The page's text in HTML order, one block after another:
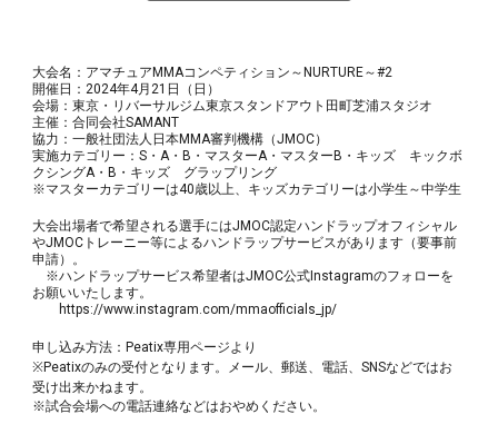
大会名：アマチュアMMAコンペティション～NURTURE～#2
開催日：2024年4月21 日（日）
会場：東京・リバーサルジム東京スタンドアウト田町芝浦スタジオ
主催：合同会社SAMANT
協力：一般社団法人日本MMA審判機構（JMOC）
実施カテゴリー：S・A・B・マスターA・マスターB・キッズ キックボ
クシングA・B・キッズ グラップリング
※マスターカテゴリーは40歳以上、キッズカテゴリーは小学生～中学生
大会出場者で希望される選手にはJMOC認定ハンドラップオフィシャル
やJMOCトレーニー等によるハンドラップサービスがあります（要事前
申請）。
※ハンドラップサービス希望者はJMOC公式Instagramのフォローを
お願いいたします。
https://www.instagram.com/mmaofficials_jp/
申し込み方法：Peatix専用ページより
※Peatixのみの受付となります。メール、郵送、電話、SNSなどではお
受け出来かねます。
※試合会場への電話連絡などはおやめください。